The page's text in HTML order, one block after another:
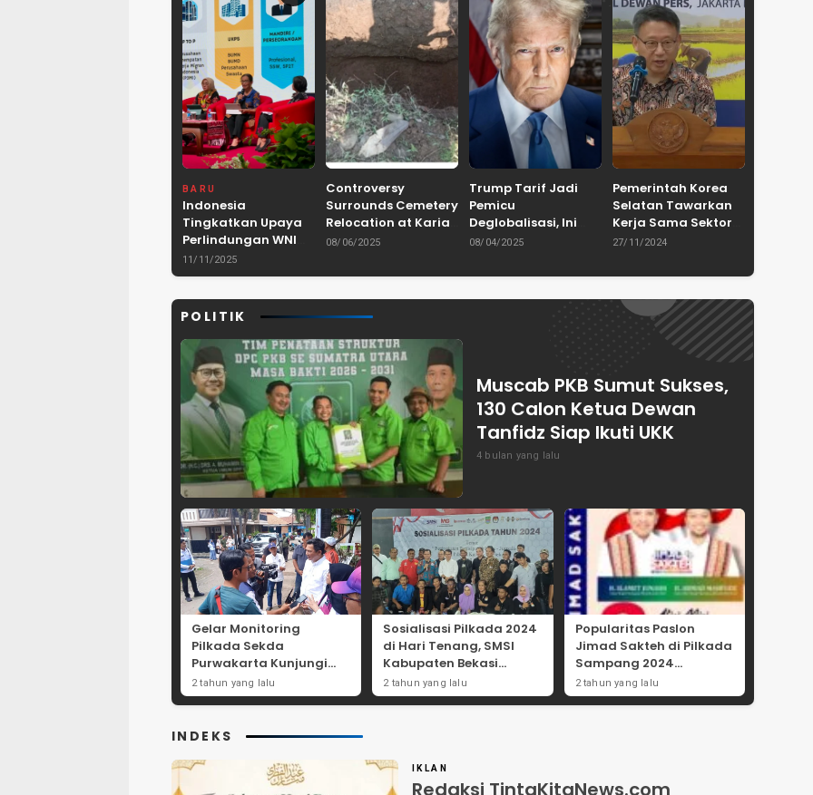
BARU
Indonesia
Tingkatkan Upaya
Perlindungan WNI
dan Pemberantasan
TPPO di Asia
11/11/2025
Controversy
Surrounds Cemetery
Relocation at Karian
Dam Project in
08/06/2025
Trump Tarif Jadi
Pemicu
Deglobalisasi, Ini
Ulasan Tajam dari
ASPRINDO
08/04/2025
Pemerintah Korea
Selatan Tawarkan
Kerja Sama Sektor
Pertanian untuk
Pangan Indonesia
27/11/2024
POLITIK
Muscab PKB Sumut Sukses,
130 Calon Ketua Dewan
Tanfidz Siap Ikuti UKK
4 bulan yang lalu
Gelar Monitoring
Pilkada Sekda
Purwakarta Kunjungi
Beberapa TPS Yang Ada
Di Purwakarta
2 tahun yang lalu
Sosialisasi Pilkada 2024
di Hari Tenang, SMSI
Kabupaten Bekasi
Dorong Angka
Partisipasi Masyarakat
2 tahun yang lalu
Popularitas Paslon
Jimad Sakteh di Pilkada
Sampang 2024
Didorong Kebijakan
Populis dan Dukungan
2 tahun yang lalu
INDEKS
IKLAN
Redaksi TintaKitaNews.com